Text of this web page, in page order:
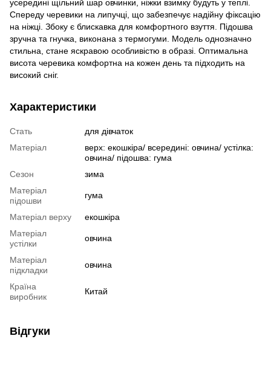
усередині щільний шар овчинки, ніжки взимку будуть у теплі.
Спереду черевики на липучці, що забезпечує надійну фіксацію
на ніжці. Збоку є блискавка для комфортного взуття. Підошва
зручна та гнучка, виконана з термогуми. Модель однозначно
стильна, стане яскравою особливістю в образі. Оптимальна
висота черевика комфортна на кожен день та підходить на
високий сніг.
Характеристики
Стать
для дівчаток
Матеріал
верх: екошкіра/ всередині: овчина/ устілка:
овчина/ підошва: гума
Сезон
зима
Матеріал
підошви
гума
Матеріал верху
екошкіра
Матеріал
устілки
овчина
Матеріал
підкладки
овчина
Країна
виробник
Китай
Відгуки